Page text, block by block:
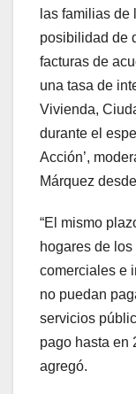
las familias de
posibilidad de
facturas de
una tasa de
Vivienda,
durante el
Acción’,
Márquez
“El mismo
hogares de
comerciales e
no puedan
servicios
pago hasta en
agregó.